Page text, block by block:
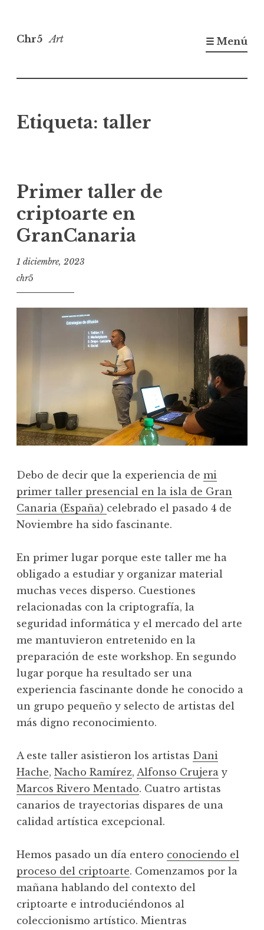
al
Chr5 Art ☰ Menú
Etiqueta: taller
Primer taller de
criptoarte en
GranCanaria
1 diciembre, 2023
chr5
Debo de decir que la experiencia de mi
primer taller presencial en la isla de Gran
Canaria (España) celebrado el pasado 4 de
Noviembre ha sido fascinante.
En primer lugar porque este taller me ha
obligado a estudiar y organizar material
muchas veces disperso. Cuestiones
relacionadas con la criptografía, la
seguridad informática y el mercado del arte
me mantuvieron entretenido en la
preparación de este workshop. En segundo
lugar porque ha resultado ser una
experiencia fascinante donde he conocido a
un grupo pequeño y selecto de artistas del
más digno reconocimiento.
A este taller asistieron los artistas Dani
Hache, Nacho Ramírez, Alfonso Crujera y
Marcos Rivero Mentado. Cuatro artistas
canarios de trayectorias dispares de una
calidad artística excepcional.
Hemos pasado un día entero conociendo el
proceso del criptoarte. Comenzamos por la
mañana hablando del contexto del
criptoarte e introduciéndonos al
coleccionismo artístico. Mientras